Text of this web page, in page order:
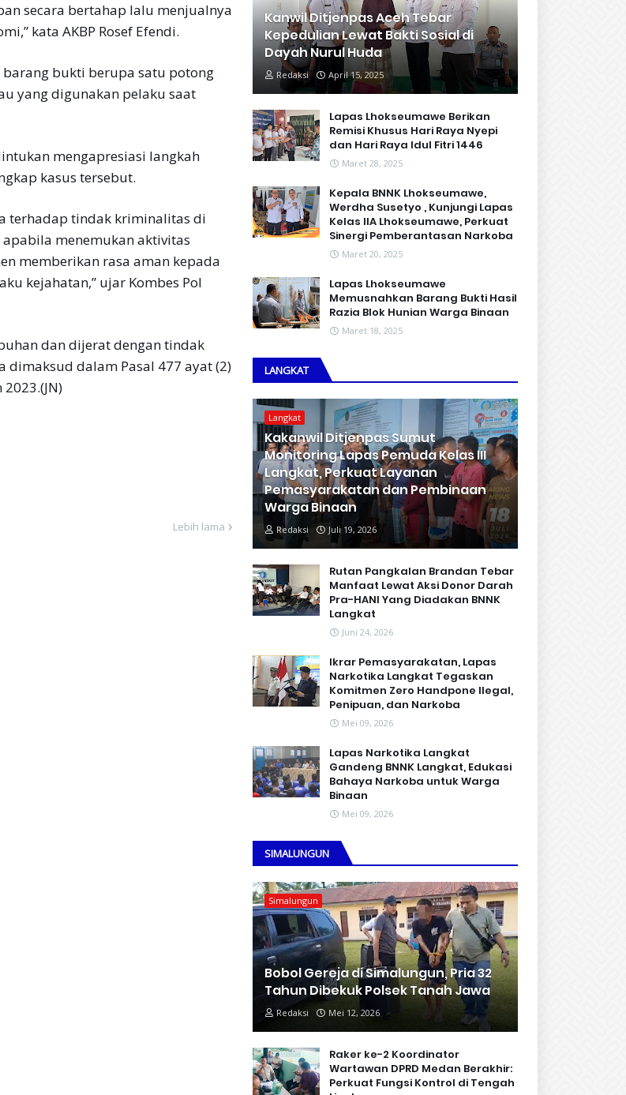
secara bertahap lalu menjualnya
kata AKBP Rosef Efendi.
bukti berupa satu potong
yang digunakan pelaku saat
mengapresiasi langkah
kasus tersebut.
terhadap tindak kriminalitas di
menemukan aktivitas
memberikan rasa aman kepada
kejahatan,” ujar Kombes Pol
dan dijerat dengan tindak
dalam Pasal 477 ayat (2)
Lebih lama
Kanwil Ditjenpas Aceh Tebar
Kepedulian Lewat Bakti Sosial di
Dayah Nurul Huda
Redaksi April 15, 2025
Lapas Lhokseumawe Berikan
Remisi Khusus Hari Raya Nyepi
dan Hari Raya Idul Fitri 1446
Maret 28, 2025
Kepala BNNK Lhokseumawe,
Werdha Susetyo , Kunjungi Lapas
Kelas IIA Lhokseumawe, Perkuat
Sinergi Pemberantasan Narkoba
Maret 20, 2025
Lapas Lhokseumawe
Memusnahkan Barang Bukti Hasil
Razia Blok Hunian Warga Binaan
Maret 18, 2025
LANGKAT
Langkat
Kakanwil Ditjenpas Sumut
Monitoring Lapas Pemuda Kelas III
Langkat, Perkuat Layanan
Pemasyarakatan dan Pembinaan
Warga Binaan
Redaksi Juli 19, 2026
Rutan Pangkalan Brandan Tebar
Manfaat Lewat Aksi Donor Darah
Pra-HANI Yang Diadakan BNNK
Langkat
Juni 24, 2026
Ikrar Pemasyarakatan, Lapas
Narkotika Langkat Tegaskan
Komitmen Zero Handpone llegal,
Penipuan, dan Narkoba
Mei 09, 2026
Lapas Narkotika Langkat
Gandeng BNNK Langkat, Edukasi
Bahaya Narkoba untuk Warga
Binaan
Mei 09, 2026
SIMALUNGUN
Simalungun
Bobol Gereja di Simalungun, Pria 32
Tahun Dibekuk Polsek Tanah Jawa
Redaksi Mei 12, 2026
Raker ke-2 Koordinator
Wartawan DPRD Medan Berakhir:
Perkuat Fungsi Kontrol di Tengah